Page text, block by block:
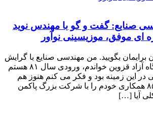
صنایع: گفت و گو با مهندس نوید
ای موفق، موزیسینی نوآور
برایمان بگویید. من مهندسی صنایع با گرایش
تولید صنعتی در دانشگاه آزاد قزوین خواندم، ورودی سال ۸۱ هستم
در این زمینه بود و فکر می کنم هنوز هم
همینطور باشد. سال ۸۵ همکاری خودم را با شرکت بزرگ پاکمن
آیا […]